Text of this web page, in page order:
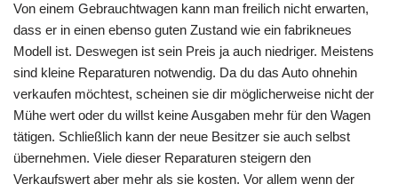
Von einem Gebrauchtwagen kann man freilich nicht erwarten,
dass er in einen ebenso guten Zustand wie ein fabrikneues
Modell ist. Deswegen ist sein Preis ja auch niedriger. Meistens
sind kleine Reparaturen notwendig. Da du das Auto ohnehin
verkaufen möchtest, scheinen sie dir möglicherweise nicht der
Mühe wert oder du willst keine Ausgaben mehr für den Wagen
tätigen. Schließlich kann der neue Besitzer sie auch selbst
übernehmen. Viele dieser Reparaturen steigern den
Verkaufswert aber mehr als sie kosten. Vor allem wenn der